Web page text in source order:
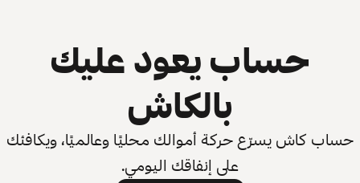
حساب يعود عليك
بالكاش
حساب كاش يسرّع حركة أموالك محليًا وعالميًا، ويكافئك
على إنفاقك اليومي.